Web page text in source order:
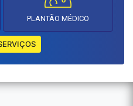
PLANTÃO MÉDICO